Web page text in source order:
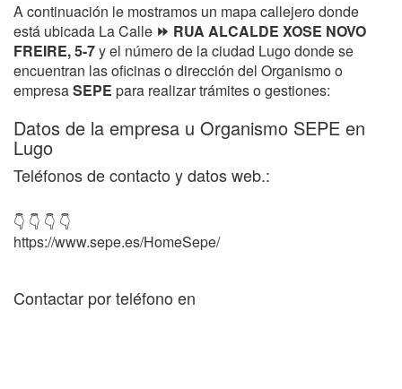
A continuación le mostramos un mapa callejero donde
está ubicada La Calle ⏩ RUA ALCALDE XOSE NOVO
FREIRE, 5-7y el número de la ciudad Lugo donde se
encuentran las oficinas o dirección del Organismo o
empresaSEPE para realizar trámites o gestiones:
Datos de la empresa u Organismo SEPE en
Lugo
Teléfonos de contacto y datos web.:
👇 👇 👇 👇
https://www.sepe.es/HomeSepe/
Contactar por teléfono en